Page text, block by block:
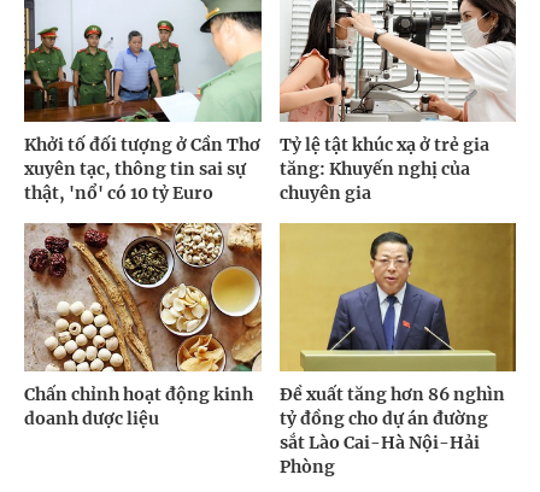
Khởi tố đối tượng ở Cần Thơ
xuyên tạc, thông tin sai sự
thật, 'nổ' có 10 tỷ Euro
Tỷ lệ tật khúc xạ ở trẻ gia
tăng: Khuyến nghị của
chuyên gia
Chấn chỉnh hoạt động kinh
doanh dược liệu
Đề xuất tăng hơn 86 nghìn
tỷ đồng cho dự án đường
sắt Lào Cai-Hà Nội-Hải
Phòng